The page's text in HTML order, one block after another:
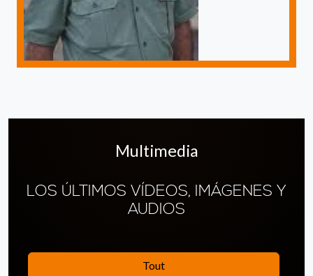
Multimedia
LOS ÚLTIMOS VÍDEOS, IMÁGENES Y
AUDIOS
Tout